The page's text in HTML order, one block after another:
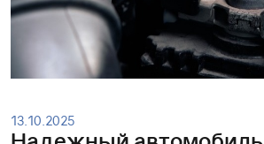
13.10.2025